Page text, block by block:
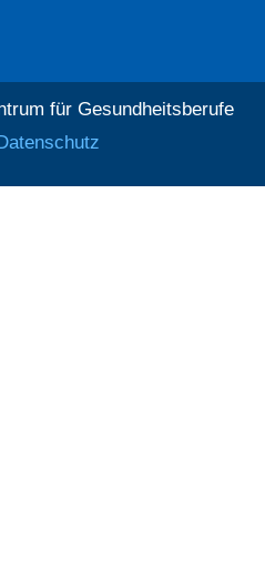
für Gesundheitsberufe